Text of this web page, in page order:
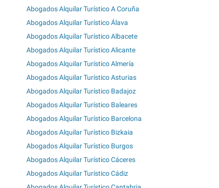
Abogados Alquilar Turístico A Coruña
Abogados Alquilar Turístico Álava
Abogados Alquilar Turístico Albacete
Abogados Alquilar Turístico Alicante
Abogados Alquilar Turístico Almería
Abogados Alquilar Turístico Asturias
Abogados Alquilar Turístico Badajoz
Abogados Alquilar Turístico Baleares
Abogados Alquilar Turístico Barcelona
Abogados Alquilar Turístico Bizkaia
Abogados Alquilar Turístico Burgos
Abogados Alquilar Turístico Cáceres
Abogados Alquilar Turístico Cádiz